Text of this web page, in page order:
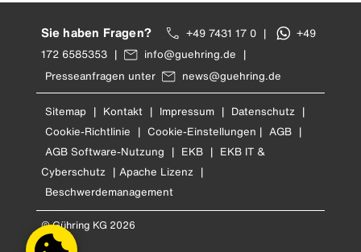
Sie haben Fragen? +49 7431 17 0 |
+49
172 6585353 | info@guehring.de |
Presseanfragen unter
news@guehring.de
Sitemap | Kontakt | Impressum | Datenschutz |
Cookie-Richtlinie | Cookie-Einstellungen | AGB |
AGB Software-Nutzung | EKB | EKB IT &
Cyberschutz | Apache Lizenz |
Beschwerdemanagement
© Gühring KG 2026